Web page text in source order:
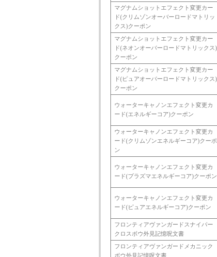
マグナムショットエフェクト変更カー
ド(クリムゾンオーバーロードマトリッ
クス)クーポン
マグナムショットエフェクト変更カー
ド(ネオンオーバーロードマトリックス)
クーポン
マグナムショットエフェクト変更カー
ド(ピュアオーバーロードマトリックス)
クーポン
ウォーターキャノンエフェクト変更カ
ード(エネルギーコア)クーポン
ウォーターキャノンエフェクト変更カ
ード(クリムゾンエネルギーコア)クーポ
ン
ウォーターキャノンエフェクト変更カ
ード(プラズマエネルギーコア)クーポン
ウォーターキャノンエフェクト変更カ
ード(ピュアエネルギーコア)クーポン
フロンティアヴァンガードスナイパー
クロスボウ外見記憶呪文書
フロンティアヴァンガードメカニック
ボウ外見記憶呪文書